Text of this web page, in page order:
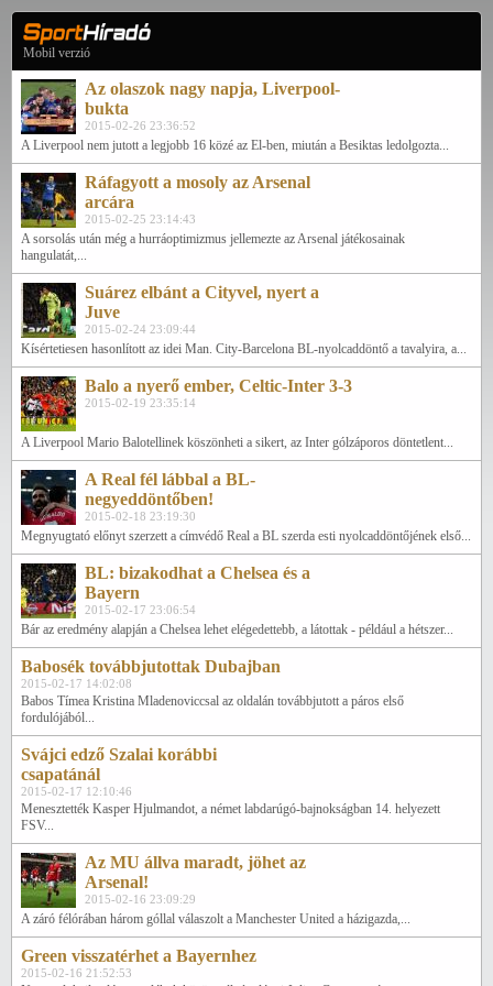
Mobil verzió
Az olaszok nagy napja, Liverpool-
bukta
2015-02-26 23:36:52
A Liverpool nem jutott a legjobb 16 közé az El-ben, miután a Besiktas ledolgozta...
Ráfagyott a mosoly az Arsenal
arcára
2015-02-25 23:14:43
A sorsolás után még a hurráoptimizmus jellemezte az Arsenal játékosainak
hangulatát,...
Suárez elbánt a Cityvel, nyert a
Juve
2015-02-24 23:09:44
Kísértetiesen hasonlított az idei Man. City-Barcelona BL-nyolcaddöntő a tavalyira, a...
Balo a nyerő ember, Celtic-Inter 3-3
2015-02-19 23:35:14
A Liverpool Mario Balotellinek köszönheti a sikert, az Inter gólzáporos döntetlent...
A Real fél lábbal a BL-
negyeddöntőben!
2015-02-18 23:19:30
Megnyugtató előnyt szerzett a címvédő Real a BL szerda esti nyolcaddöntőjének első...
BL: bizakodhat a Chelsea és a
Bayern
2015-02-17 23:06:54
Bár az eredmény alapján a Chelsea lehet elégedettebb, a látottak - például a hétszer...
Babosék továbbjutottak Dubajban
2015-02-17 14:02:08
Babos Tímea Kristina Mladenoviccsal az oldalán továbbjutott a páros első
fordulójából...
Svájci edző Szalai korábbi
csapatánál
2015-02-17 12:10:46
Menesztették Kasper Hjulmandot, a német labdarúgó-bajnokságban 14. helyezett
FSV...
Az MU állva maradt, jöhet az
Arsenal!
2015-02-16 23:09:29
A záró félórában három góllal válaszolt a Manchester United a házigazda,...
Green visszatérhet a Bayernhez
2015-02-16 21:52:53